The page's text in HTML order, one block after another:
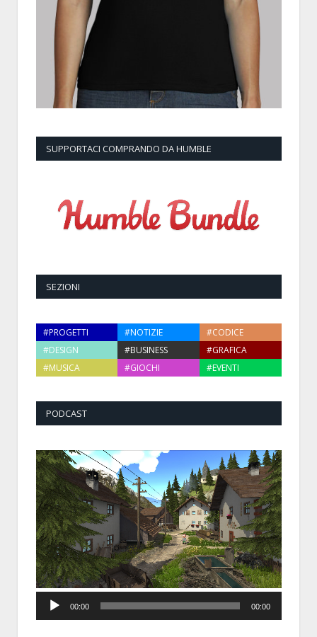
SUPPORTACI COMPRANDO DA HUMBLE
SEZIONI
#PROGETTI #NOTIZIE
#CODICE
#DESIGN
#BUSINESS
#GRAFICA
#MUSICA
#GIOCHI #EVENTI
PODCAST
Player
00:00 00:00